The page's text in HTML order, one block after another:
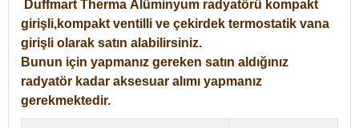
Duffmart Therma Alüminyum radyatörü kompakt
girişli,kompakt ventilli ve çekirdek termostatik vana
girişli olarak satın alabilirsiniz.
Bunun için yapmanız gereken satın aldığınız
radyatör kadar aksesuar alımı yapmanız
gerekmektedir.